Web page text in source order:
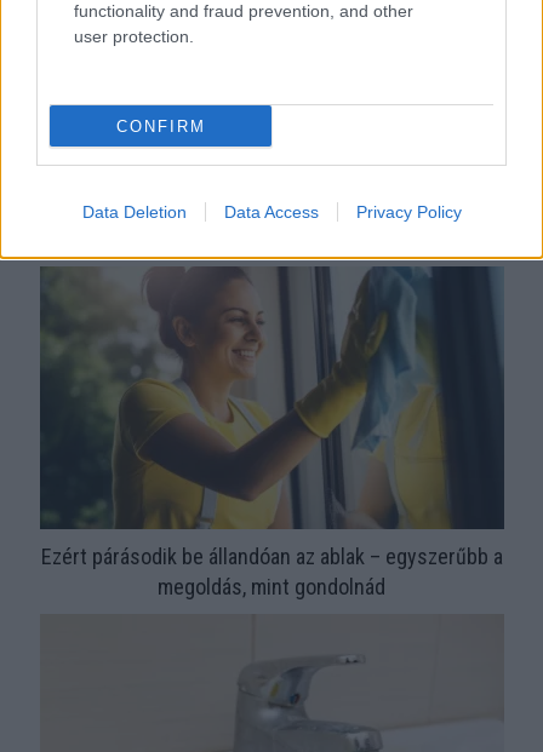
functionality and fraud prevention, and other
user protection.
CONFIRM
Data Deletion Data Access Privacy Policy
Orvos figyelmeztet: ezt az apró reggeli tünetet ne söpörd a
Ezért párásodik be állandóan az ablak – egyszerűbb a
megoldás, mint gondolnád